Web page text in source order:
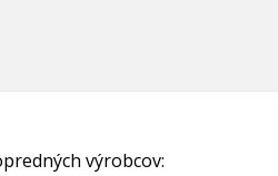
výrobcov: